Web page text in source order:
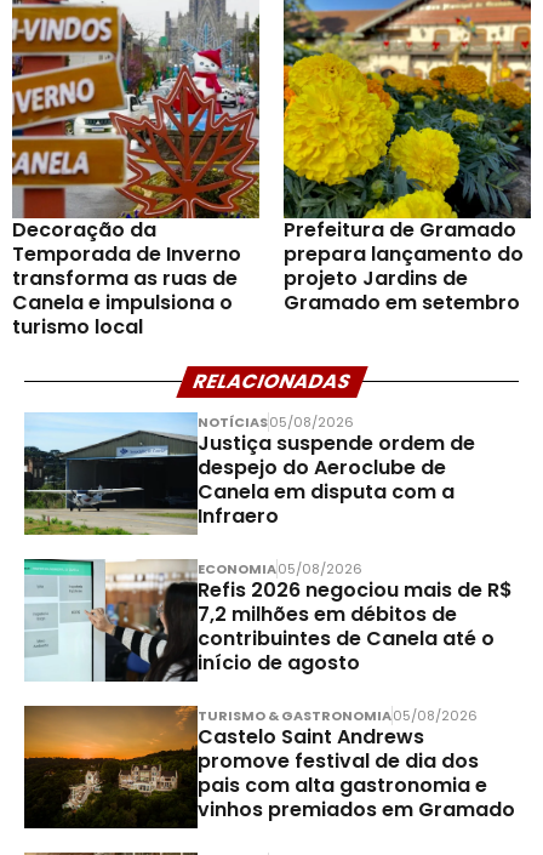
Decoração da
Temporada de Inverno
transforma as ruas de
Canela e impulsiona o
turismo local
Prefeitura de Gramado
prepara lançamento do
projeto Jardins de
Gramado em setembro
RELACIONADAS
NOTÍCIAS05/08/2026
Justiça suspende ordem de
despejo do Aeroclube de
Canela em disputa com a
Infraero
ECONOMIA05/08/2026
Refis 2026 negociou mais de R$
7,2 milhões em débitos de
contribuintes de Canela até o
início de agosto
TURISMO & GASTRONOMIA05/08/2026
Castelo Saint Andrews
promove festival de dia dos
pais com alta gastronomia e
vinhos premiados em Gramado